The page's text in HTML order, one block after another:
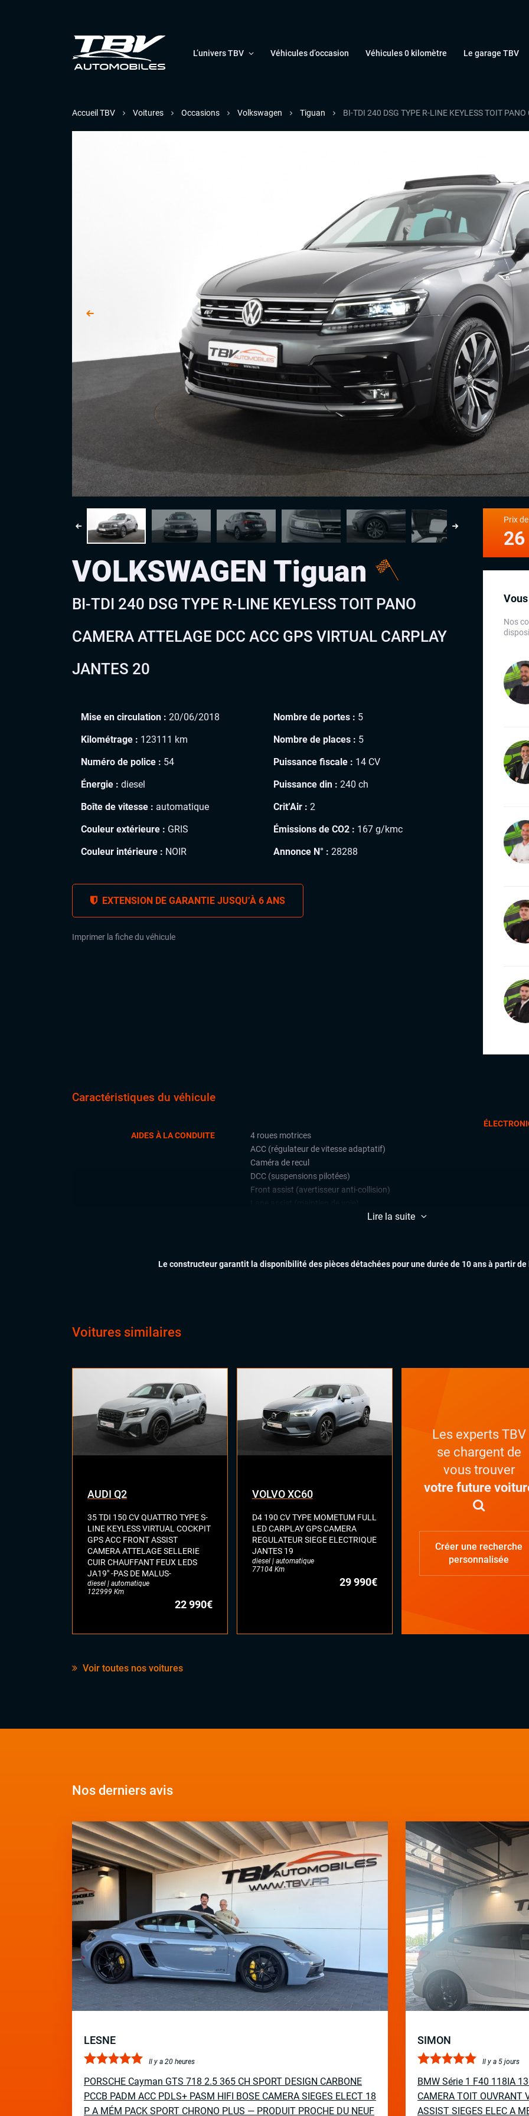
L’univers TBV Véhicules d’occasion Véhicules 0 kilomètre Le garage TBV
Accueil TBV Voitures Occasions Volkswagen Tiguan BI-TDI 240 DSG TYPE R-LINE KEYLESS TOIT
Prix
VOLKSWAGEN Tiguan
BI-TDI 240 DSG TYPE R-LINE KEYLESS TOIT PANO
CAMERA ATTELAGE DCC ACC GPS VIRTUAL CARPLAY
JANTES 20
Mise en circulation : 20/06/2018
Kilométrage : 123111 km
Numéro de police : 54
Énergie : diesel
Boîte de vitesse : automatique
Couleur extérieure : GRIS
Couleur intérieure : NOIR
Nombre de portes : 5
Nombre de places : 5
Puissance fiscale : 14 CV
Puissance din : 240 ch
Crit’Air : 2
Émissions de CO2 : 167 g/kmc
Annonce N° : 28288
EXTENSION DE GARANTIE JUSQU’À 6 ANS
Imprimer la fiche du véhicule
Nos
Caractéristiques du véhicule
AIDES À LA CONDUITE
4 roues motrices
ACC (régulateur de vitesse adaptatif)
Caméra de recul
DCC (suspensions pilotées)
Front assist (avertisseur anti-collision)
Radars de stationnement avant et
CONFORT
Accès et démarrage mains libres
Lire la suite
Le constructeur garantit la disponibilité des pièces détachées pour une durée de 10 ans à partir
Voitures similaires
AUDI Q2
35 TDI 150 CV QUATTRO TYPE S-
LINE KEYLESS VIRTUAL COCKPIT
GPS ACC FRONT ASSIST
CAMERA ATTELAGE SELLERIE
CUIR CHAUFFANT FEUX LEDS
JA19" -PAS DE MALUS-
diesel | automatique
122999 Km
22 990€
VOLVO XC60
D4 190 CV TYPE MOMETUM FULL
LED CARPLAY GPS CAMERA
REGULATEUR SIEGE ELECTRIQUE
JANTES 19
diesel | automatique
77104 Km
29 990€
Les experts TBV
se chargent de
vous trouver
votre future
Créer une recherche
personnalisée
Voir toutes nos voitures
Nos derniers avis
LESNE
Il y a 20 heures
PORSCHE Cayman GTS 718 2.5 365 CH SPORT DESIGN CARBONE
PCCB PADM ACC PDLS+ PASM HIFI BOSE CAMERA SIEGES ELECT 18
P A MÉM PACK SPORT CHRONO PLUS — PRODUIT PROCHE DU NEUF
SIMON
Il y a 5 jours
BMW Série 1 F40 118IA
CAMERA TOIT OUVRANT
ASSIST SIEGES ELEC A